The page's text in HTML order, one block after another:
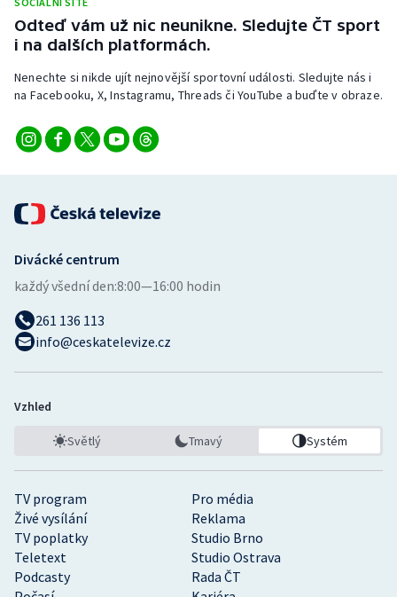
Odteď vám už nic neunikne. Sledujte ČT sport
i na dalších platformách.
Nenechte si nikde ujít nejnovější sportovní události. Sledujte nás i
na Facebooku, X, Instagramu, Threads či YouTube a buďte v obraze.
TV program
Pro média
Živé vysílání
Reklama
TV poplatky
Studio Brno
Teletext
Studio Ostrava
Podcasty
Rada ČT
Divácké centrum
každý všední den:8:00—16:00 hodin
261 136 113
info@ceskatelevize.cz
Vzhled
Světlý Tmavý Systém